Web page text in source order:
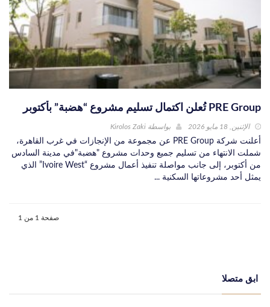
PRE Group تُعلن اكتمال تسليم مشروع “هضبة” بأكتوبر
الإثنين, 18 مايو 2026 بواسطة Kirolos Zaki
أعلنت شركة PRE Group عن مجموعة من الإنجازات في غرب القاهرة،
شملت الانتهاء من تسليم جميع وحدات مشروع "هضبة"في مدينة السادس
من أكتوبر، إلى جانب مواصلة تنفيذ أعمال مشروع “Ivoire West” الذي
يمثل أحد مشروعاتها السكنية ...
صفحة 1 من 1
ابق متصلا